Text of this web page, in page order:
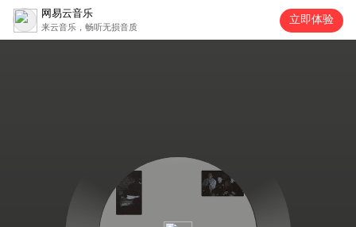
网易云音乐
来云音乐，畅听无损音质
立即体验